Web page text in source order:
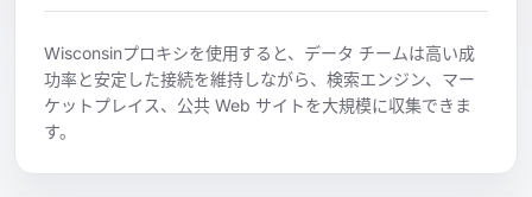
Wisconsinプロキシを使用すると、データ チームは高い成
功率と安定した接続を維持しながら、検索エンジン、マー
ケットプレイス、公共 Web サイトを大規模に収集できま
す。